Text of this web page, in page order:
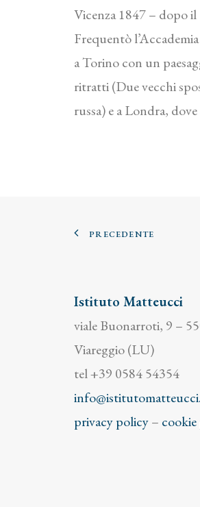
Vicenza 1847 – dopo il
Frequentò
a Torino con un
ritratti (Due vecchi
russa) e a Londra,
PRECEDENTE
Istituto Matteucci
viale Buonarroti, 9 –
Viareggio (LU)
tel +39 0584 54354
privacy policy–